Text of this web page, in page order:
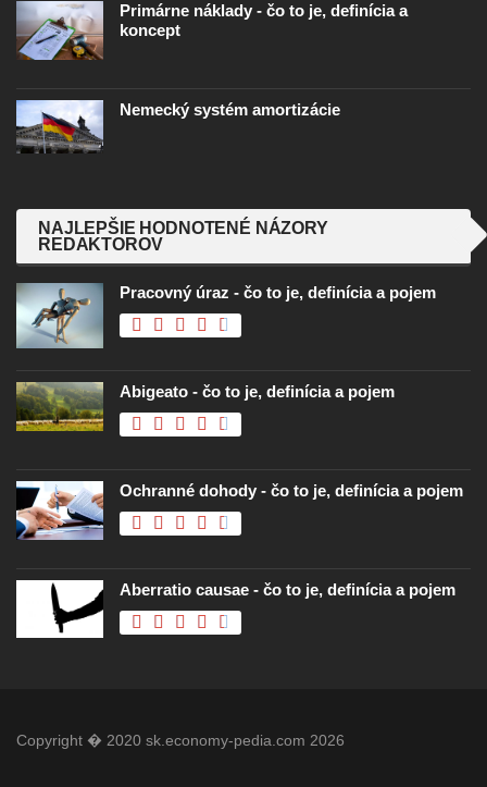
Primárne náklady - čo to je, definícia a
koncept
Nemecký systém amortizácie
NAJLEPŠIE HODNOTENÉ NÁZORY
REDAKTOROV
Pracovný úraz - čo to je, definícia a pojem
Abigeato - čo to je, definícia a pojem
Ochranné dohody - čo to je, definícia a pojem
Aberratio causae - čo to je, definícia a pojem
Copyright � 2020 sk.economy-pedia.com 2026